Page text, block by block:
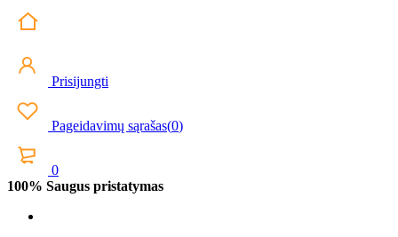
Prisijungti
Pageidavimų sąrašas(0)
0
100% Saugus pristatymas